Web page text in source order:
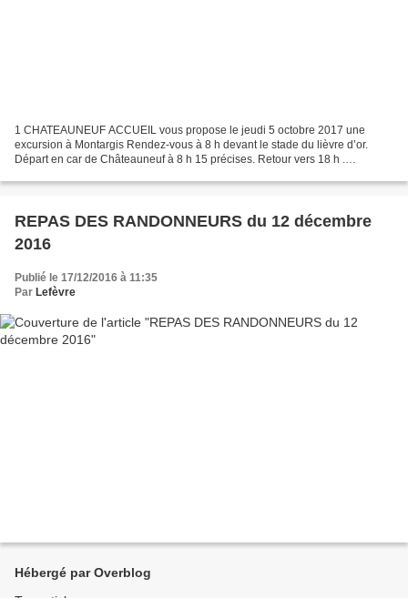
1 CHATEAUNEUF ACCUEIL vous propose le jeudi 5 octobre 2017 une
excursion à Montargis Rendez-vous à 8 h devant le stade du lièvre d’or.
Départ en car de Châteauneuf à 8 h 15 précises. Retour vers 18 h .
REPAS DES RANDONNEURS du 12 décembre
2016
Publié le 17/12/2016 à 11:35
Par Lefèvre
Hébergé par Overblog